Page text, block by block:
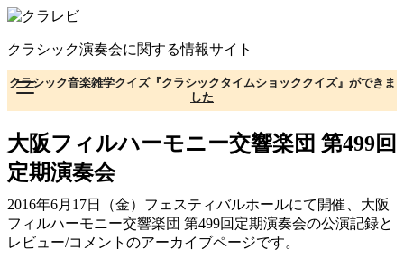
コ
テ
ン
ツ
へ
移
動
クラシック演奏会に関する情報サイト
クラシック音楽雑学クイズ『クラシックタイムショッククイズ』ができま
した
大阪フィルハーモニー交響楽団 第499回
定期演奏会
2016年6月17日（金）フェスティバルホールにて開催、大阪
フィルハーモニー交響楽団 第499回定期演奏会の公演記録と
レビュー/コメントのアーカイブページです。